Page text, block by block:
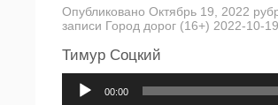
Опубликовано Октябрь 19, 2022
записи Город дорог (16+) 2022-10-19
Тимур Соцкий
00:00